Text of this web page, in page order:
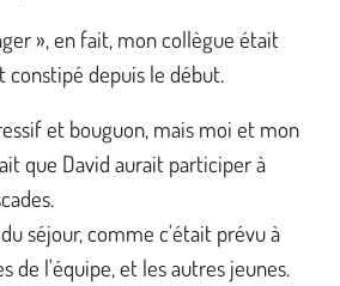
», en fait, mon collègue était
constipé depuis le début.
et bouguon, mais moi et mon
que David aurait participer à
séjour, comme c'était prévu à
de l'équipe, et les autres jeunes.